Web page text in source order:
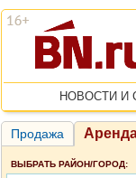
НОВОСТИ И
Продажа
ВЫБРАТЬ РАЙОН/ГОРОД: